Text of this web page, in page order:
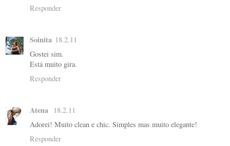
Responder
Soinita 18.2.11
Gostei sim.
Está muito gira.
Responder
Atena
18.2.11
Adorei! Muito clean e chic. Simples mas muito elegante!
Responder